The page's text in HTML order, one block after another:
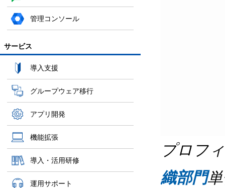
管理コンソール
サービス
導入支援
グループウェア移行
アプリ開発
機能拡張
導入・活用研修
運用サポート
プロフ
織部門